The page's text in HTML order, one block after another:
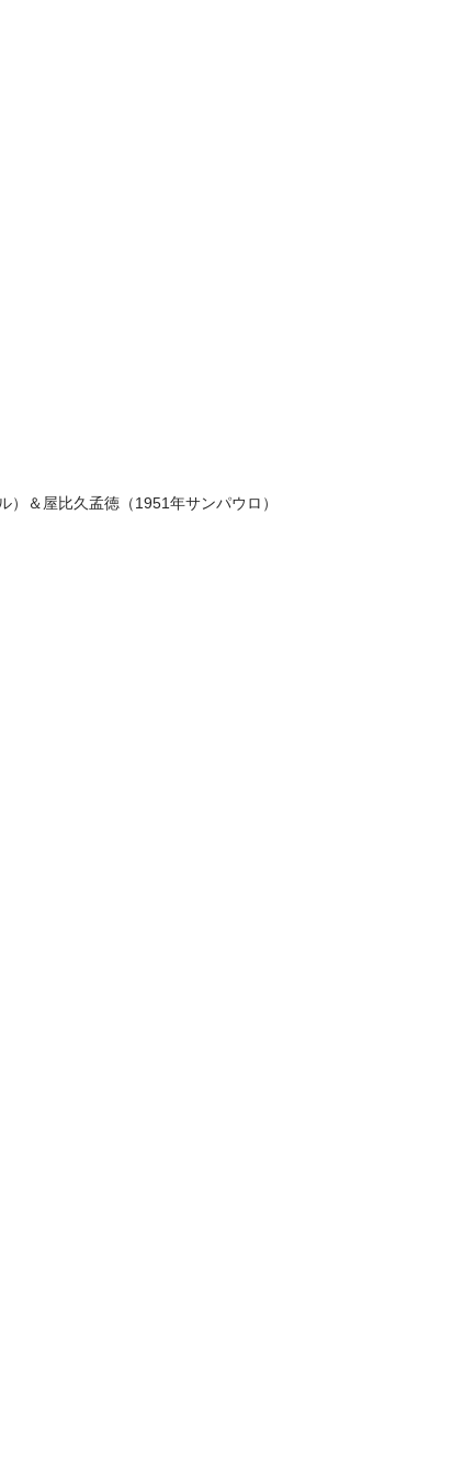
＆屋比久孟徳（1951年サンパウロ）